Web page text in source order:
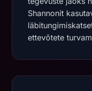
Shannonit
ettevõtete